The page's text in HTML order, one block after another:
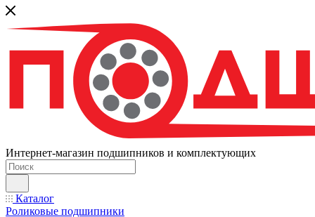
Интернет-магазин подшипников и комплектующих
Каталог
Роликовые подшипники